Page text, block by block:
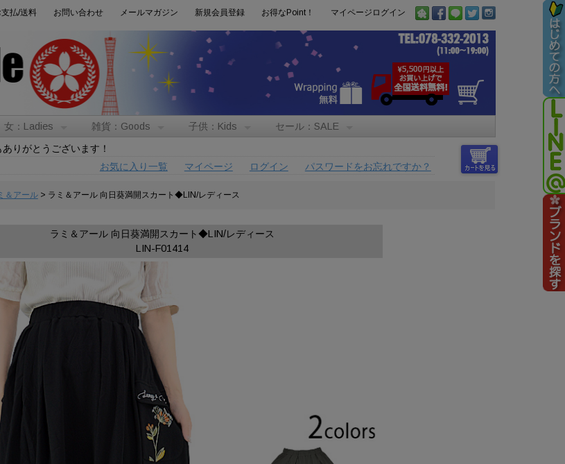
支払/送料 お問い合わせ メールマガジン 新規会員登録 お得なPoint！ マイページログイン
女：Ladies 雑貨：Goods 子供：Kids セール：SALE
りがとうございます！
お気に入り一覧
マイページ ログイン パスワードをお忘れですか？
＆アール> ラミ＆アール 向日葵満開スカート◆LIN/レディース
ラミ＆アール 向日葵満開スカート◆LIN/レディース
LIN-F01414